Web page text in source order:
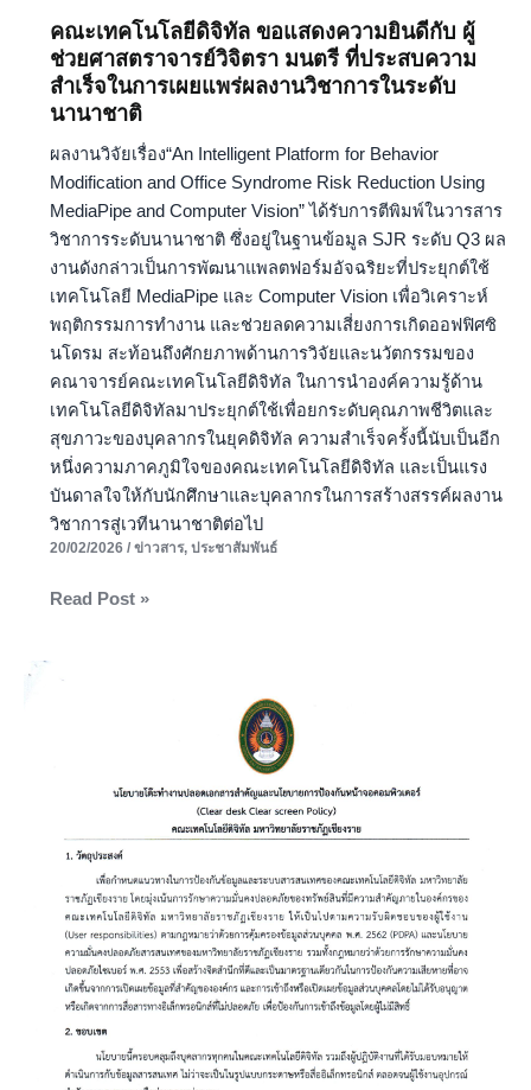
คณะเทคโนโลยีดิจิทัล ขอแสดงความยินดีกับ ผู้
ช่วยศาสตราจารย์วิจิตรา มนตรี ที่ประสบความ
สำเร็จในการเผยแพร่ผลงานวิชาการในระดับ
นานาชาติ
ผลงานวิจัยเรื่อง“An Intelligent Platform for Behavior
Modification and Office Syndrome Risk Reduction Using
MediaPipe and Computer Vision” ได้รับการตีพิมพ์ในวารสาร
วิชาการระดับนานาชาติ ซึ่งอยู่ในฐานข้อมูล SJR ระดับ Q3 ผล
งานดังกล่าวเป็นการพัฒนาแพลตฟอร์มอัจฉริยะที่ประยุกต์ใช้
เทคโนโลยี MediaPipe และ Computer Vision เพื่อวิเคราะห์
พฤติกรรมการทำงาน และช่วยลดความเสี่ยงการเกิดออฟฟิศซิ
นโดรม สะท้อนถึงศักยภาพด้านการวิจัยและนวัตกรรมของ
คณาจารย์คณะเทคโนโลยีดิจิทัล ในการนำองค์ความรู้ด้าน
เทคโนโลยีดิจิทัลมาประยุกต์ใช้เพื่อยกระดับคุณภาพชีวิตและ
สุขภาวะของบุคลากรในยุคดิจิทัล ความสำเร็จครั้งนี้นับเป็นอีก
หนึ่งความภาคภูมิใจของคณะเทคโนโลยีดิจิทัล และเป็นแรง
บันดาลใจให้กับนักศึกษาและบุคลากรในการสร้างสรรค์ผลงาน
วิชาการสู่เวทีนานาชาติต่อไป
20/02/2026 / ข่าวสาร, ประชาสัมพันธ์
ศาสตราจารย์
วิจิต
รา
มนตรี
ประสบ
ความ
สำเร็จ
ใน
การ
เผย
แพร่
ผล
งาน
วิชาการ
ใน
ระดับ
นานาชาติ
Read Post »
สำคัญ
นโยบาย
การ
ป้องกัน
หน้า
จอ
คอมพิวเตอร์
(Clear